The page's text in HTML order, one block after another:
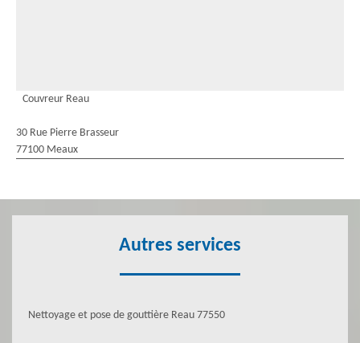
Couvreur Reau
30 Rue Pierre Brasseur
77100 Meaux
Autres services
Nettoyage et pose de gouttière Reau 77550